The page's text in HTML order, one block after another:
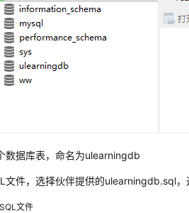
数据库表，命名为ulearningdb
文件，选择伙伴提供的ulearningdb.sql
文件